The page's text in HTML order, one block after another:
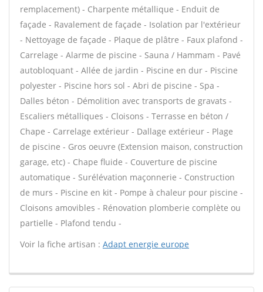
remplacement) - Charpente métallique - Enduit de
façade - Ravalement de façade - Isolation par l'extérieur
- Nettoyage de façade - Plaque de plâtre - Faux plafond -
Carrelage - Alarme de piscine - Sauna / Hammam - Pavé
autobloquant - Allée de jardin - Piscine en dur - Piscine
polyester - Piscine hors sol - Abri de piscine - Spa -
Dalles béton - Démolition avec transports de gravats -
Escaliers métalliques - Cloisons - Terrasse en béton /
Chape - Carrelage extérieur - Dallage extérieur - Plage
de piscine - Gros oeuvre (Extension maison, construction
garage, etc) - Chape fluide - Couverture de piscine
automatique - Surélévation maçonnerie - Construction
de murs - Piscine en kit - Pompe à chaleur pour piscine -
Cloisons amovibles - Rénovation plomberie complète ou
partielle - Plafond tendu -
Voir la fiche artisan : Adapt energie europe